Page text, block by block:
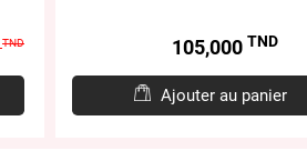
TND Prix105,000 TND
Ajouter au panier